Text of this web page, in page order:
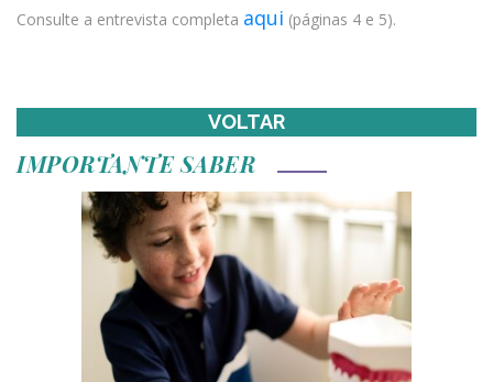
Consulte a entrevista completa aqui (páginas 4 e 5).
VOLTAR
IMPORTANTE SABER